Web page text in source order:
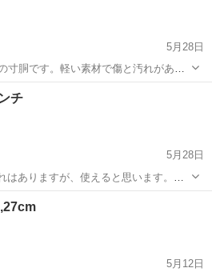
5月28日
寸胴です。軽い素材で傷と汚れがあり
チ
5月28日
ありますが、使えると思います。高
チです。
5月12日